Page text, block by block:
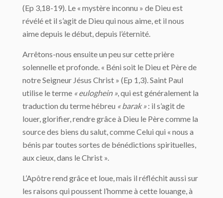
(Ep 3,18-19). Le « mystère inconnu » de Dieu est
révélé et il s’agit de Dieu qui nous aime, et il nous
aime depuis le début, depuis l’éternité.
Arrêtons-nous ensuite un peu sur cette prière
solennelle et profonde. « Béni soit le Dieu et Père de
notre Seigneur Jésus Christ » (Ep 1,3). Saint Paul
utilise le terme « euloghein », qui est généralement la
traduction du terme hébreu « barak »: il s’agit de
louer, glorifier, rendre grâce à Dieu le Père comme la
source des biens du salut, comme Celui qui « nous a
bénis par toutes sortes de bénédictions spirituelles,
aux cieux, dans le Christ ».
L’Apôtre rend grâce et loue, mais il réfléchit aussi sur
les raisons qui poussent l’homme à cette louange, à